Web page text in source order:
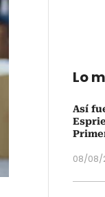
Lo
Así
08/08/